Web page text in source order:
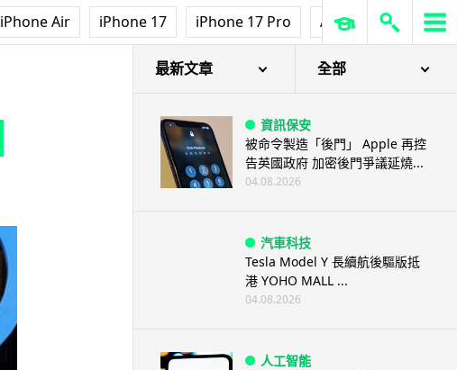
iPhone Air iPhone 17 iPhone 17 Pro AirPods Pro 3
最新文章 全部
資訊保安
被命令製造「後門」 Apple 再控
告英國政府 加密後門爭議延燒...
04.08.2026
汽車科技
Tesla Model Y 長續航後驅版抵
港 YOHO MALL ...
04.08.2026
人工智能